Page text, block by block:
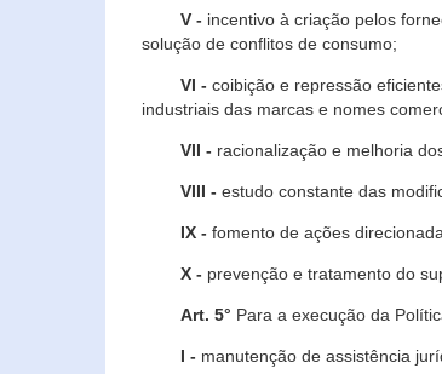
V - incentivo à criação pelos
solução de conflitos de consumo;
VI - coibição e repressão
industriais das marcas e nomes
VII - racionalização e melhoria
VIII - estudo constante das
IX - fomento de ações
X - prevenção e tratamento do
Art. 5° Para a execução da
I - manutenção de assistência